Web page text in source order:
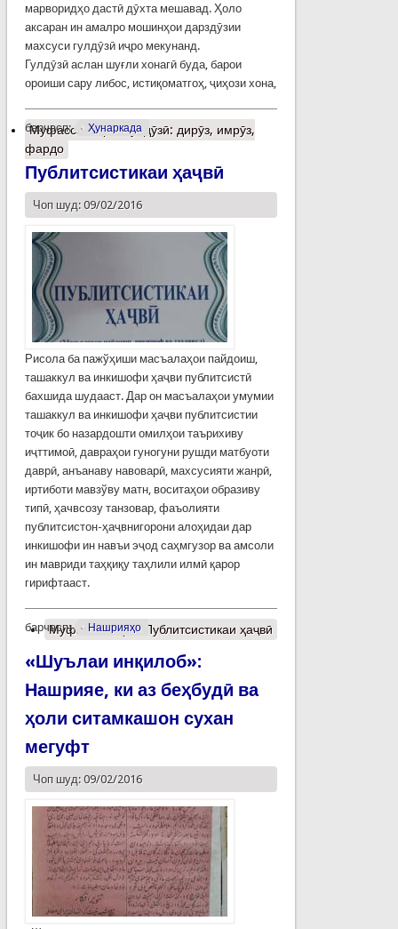
марворидҳо дастӣ дӯхта мешавад. Ҳоло
аксаран ин амалро мошинҳои дарздӯзии
махсуси гулдӯзӣ иҷро мекунанд.
Гулдӯзӣ аслан шуғли хонагӣ буда, барои
ороиши сару либос, истиқоматгоҳ, ҷиҳози хона,
барчасп: Ҳунаркада
Муфассалтаро Гулдӯзӣ: дирӯз, имрӯз,
фардо
Публитсистикаи ҳаҷвӣ
Чоп шуд: 09/02/2016
Рисола ба пажўҳиши масъалаҳои пайдоиш,
ташаккул ва инкишофи ҳаҷви публитсистӣ
бахшида шудааст. Дар он масъалаҳои умумии
ташаккул ва инкишофи ҳаҷви публитсистии
тоҷик бо назардошти омилҳои таърихиву
иҷттимоӣ, давраҳои гуногуни рушди матбуоти
даврӣ, анъанаву навоварӣ, махсусияти жанрӣ,
иртиботи мавзўву матн, воситаҳои образиву
типӣ, ҳачвсозу танзовар, фаъолияти
публитсистон-ҳаҷвнигорони алоҳидаи дар
инкишофи ин навъи эҷод саҳмгузор ва амсоли
ин мавриди таҳқиқу таҳлили илмӣ қарор
гирифтааст.
барчасп: Нашрияҳо
Муфассалтаро Публитсистикаи ҳаҷвӣ
«Шуълаи инқилоб»:
Нашрияе, ки аз беҳбудӣ ва
ҳоли ситамкашон сухан
мегуфт
Чоп шуд: 09/02/2016